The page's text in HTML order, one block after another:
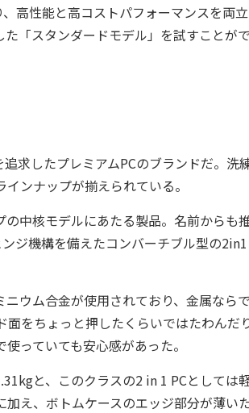
高性能と高コストパフォーマンスを両
「スタンダードモデル」を試すことが
求したプレミアムPCのブランドだ。洗
ンナップが揃えられている。
中核モデルにあたる製品。名前からも
ジ機構を備えたコンバーチブル型の2in1
ウム合金が使用されており、金属なら
をちょっと押したくらいではたわんだ
っていても安心感があった。
と、このクラスの2 in 1 PCとしては
え、ボトムケースのエッジ部分が薄い